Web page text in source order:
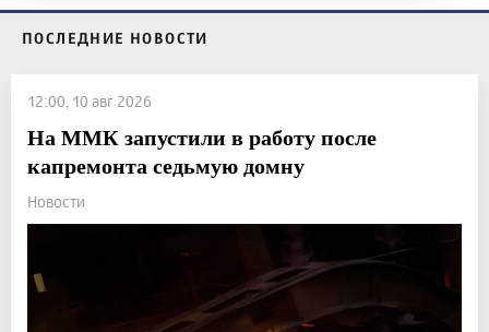
ПОСЛЕДНИЕ НОВОСТИ
12:00, 10 авг 2026
На ММК запустили в работу после
капремонта седьмую домну
Новости